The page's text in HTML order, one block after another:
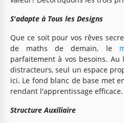
S'adapte à Tous les Designs
Que ce soit pour vos rêves
de maths de demain, le
parfaitement à vos besoins.
distracteurs, seul un espace
ici. Le fond blanc de base met
rendant l'apprentissage efficace.
Structure Auxiliaire